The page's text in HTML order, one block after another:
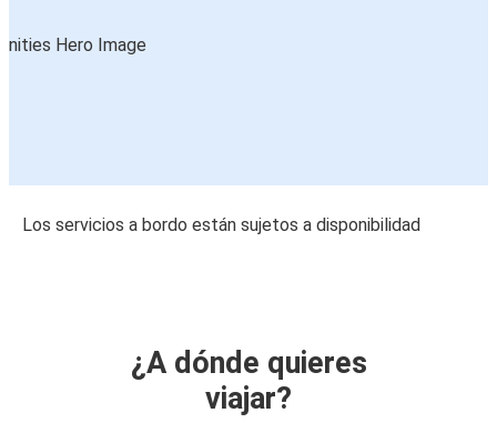
Los servicios a bordo están sujetos a disponibilidad
¿A dónde quieres
viajar?